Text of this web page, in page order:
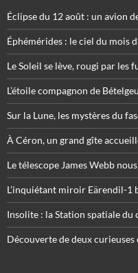
Éclipse du 12 août : un avion
Éphémérides : le ciel du mois
Le Soleil se lève, rougi par les
L’étoile compagnon de
Sur la Lune, les mystères du
À Céron, un grand gîte
Le télescope James Webb
L’inquiétant miroir Eärendil-1
Insolite : la Station spatiale du
Découverte de deux curieuses